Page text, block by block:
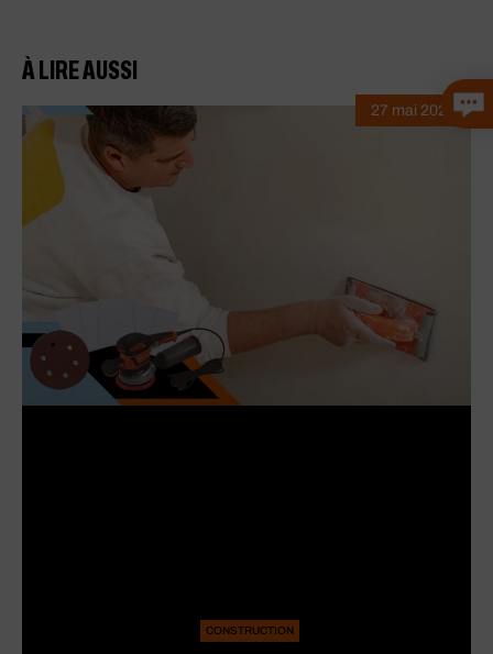
À LIRE AUSSI
CONSTRUCTION
27 mai 2026